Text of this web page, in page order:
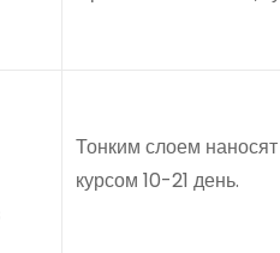
Тонким слоем
курсом 10-21 день.